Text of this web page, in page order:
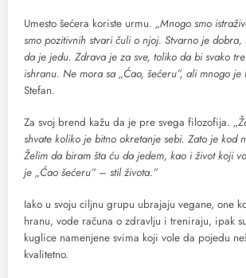
Umesto šećera koriste urmu. „Mnogo smo
smo pozitivnih stvari čuli o njoj. Stvarno je
da je jedu. Zdrava je za sve, toliko da bi svako
ishranu. Ne mora sa „Ćao, šećeru”, ali mnogo je
Stefan.
Za svoj brend kažu da je pre svega filozofija.
shvate koliko je bitno okretanje sebi. Zato je kod
Želim da biram šta ću da jedem, kao i život koji
je „Ćao šećeru” – stil života.”
Iako u svoju ciljnu grupu ubrajaju vegane, one
hranu, vode računa o zdravlju i treniraju, ipak
kuglice namenjene svima koji vole da pojedu
kvalitetno.